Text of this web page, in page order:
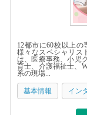
12都市に60校以上の
様々なスペシャリス
は、医療事務、小児
育士、介護福祉士、
系の現場...
基本情報 イン